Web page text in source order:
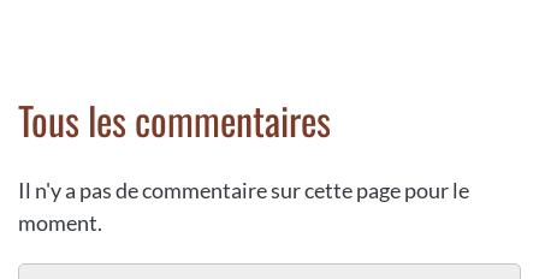
Tous les commentaires
Il n'y a pas de commentaire sur cette page pour le
moment.